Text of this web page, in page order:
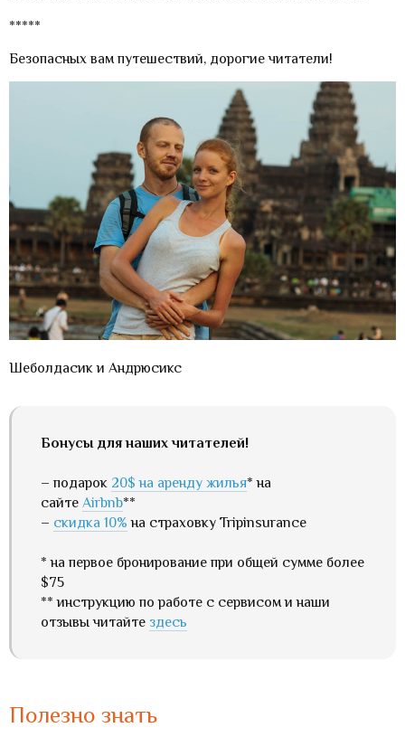
*****
Безопасных вам путешествий, дорогие читатели!
Шеболдасик и Андрюсикс
Бонусы для наших читателей!
– подарок 20$ на аренду жилья* на
сайте Airbnb**
– скидка 10% на страховку Tripinsurance
* на первое бронирование при общей сумме более
$75
** инструкцию по работе с сервисом и наши
отзывы читайте здесь
Полезно знать